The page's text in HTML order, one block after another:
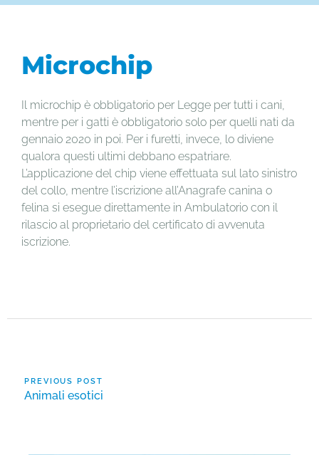
Microchip
Il microchip è obbligatorio per Legge per tutti i cani,
mentre per i gatti è obbligatorio solo per quelli nati da
gennaio 2020 in poi. Per i furetti, invece, lo diviene
qualora questi ultimi debbano espatriare.
L’applicazione del chip viene effettuata sul lato sinistro
del collo, mentre l’iscrizione all’Anagrafe canina o
felina si esegue direttamente in Ambulatorio con il
rilascio al proprietario del certificato di avvenuta
iscrizione.
PREVIOUS POST
Animali esotici